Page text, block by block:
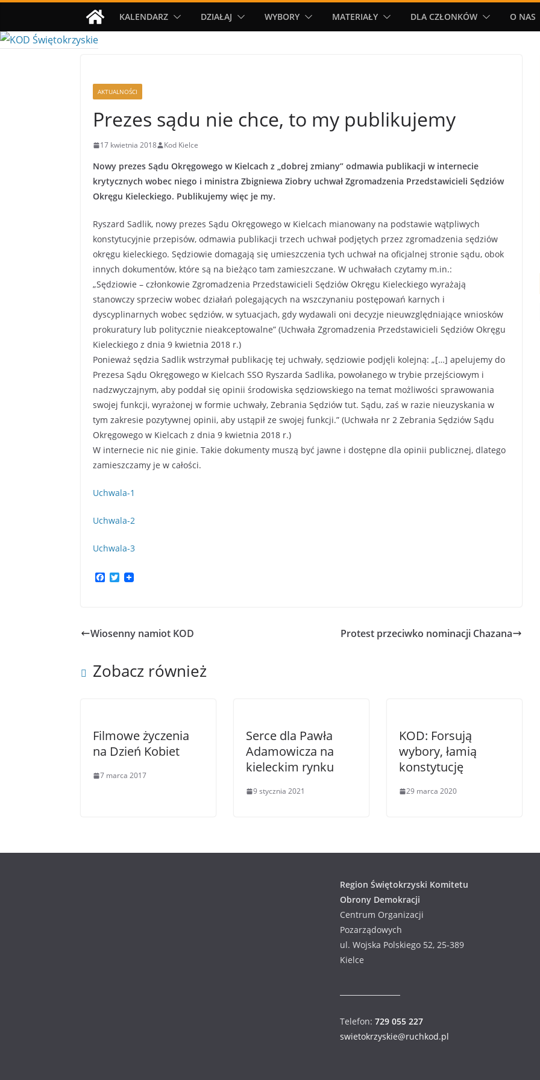
treści
KALENDARZ DZIAŁAJ WYBORY MATERIAŁY DLA CZŁONKÓW O NAS
AKTUALNOŚCI
Prezes sądu nie chce, to my publikujemy
17 kwietnia 2018 Kod Kielce
Nowy prezes Sądu Okręgowego w Kielcach z „dobrej zmiany” odmawia publikacji w internecie
krytycznych wobec niego i ministra Zbigniewa Ziobry uchwał Zgromadzenia Przedstawicieli Sędziów
Okręgu Kieleckiego. Publikujemy więc je my.
Ryszard Sadlik, nowy prezes Sądu Okręgowego w Kielcach mianowany na podstawie wątpliwych
konstytucyjnie przepisów, odmawia publikacji trzech uchwał podjętych przez zgromadzenia sędziów
okręgu kieleckiego. Sędziowie domagają się umieszczenia tych uchwał na oficjalnej stronie sądu, obok
innych dokumentów, które są na bieżąco tam zamieszczane. W uchwałach czytamy m.in.:
„Sędziowie – członkowie Zgromadzenia Przedstawicieli Sędziów Okręgu Kieleckiego wyrażają
stanowczy sprzeciw wobec działań polegających na wszczynaniu postępowań karnych i
dyscyplinarnych wobec sędziów, w sytuacjach, gdy wydawali oni decyzje nieuwzględniające wniosków
prokuratury lub politycznie nieakceptowalne” (Uchwała Zgromadzenia Przedstawicieli Sędziów Okręgu
Kieleckiego z dnia 9 kwietnia 2018 r.)
Ponieważ sędzia Sadlik wstrzymał publikację tej uchwały, sędziowie podjęli kolejną: „[…] apelujemy do
Prezesa Sądu Okręgowego w Kielcach SSO Ryszarda Sadlika, powołanego w trybie przejściowym i
nadzwyczajnym, aby poddał się opinii środowiska sędziowskiego na temat możliwości sprawowania
swojej funkcji, wyrażonej w formie uchwały, Zebrania Sędziów tut. Sądu, zaś w razie nieuzyskania w
tym zakresie pozytywnej opinii, aby ustąpił ze swojej funkcji.” (Uchwała nr 2 Zebrania Sędziów Sądu
Okręgowego w Kielcach z dnia 9 kwietnia 2018 r.)
W internecie nic nie ginie. Takie dokumenty muszą być jawne i dostępne dla opinii publicznej, dlatego
zamieszczamy je w całości.
Uchwala-1
Uchwala-2
Uchwala-3
F
o
T
r
Wiosenny namiot KOD Protest przeciwko nominacji Chazana
Zobacz również
Filmowe życzenia
na Dzień Kobiet
7 marca 2017
Serce dla Pawła
Adamowicza na
kieleckim rynku
9 stycznia 2021
KOD: Forsują
wybory, łamią
konstytucję
29 marca 2020
Region Świętokrzyski Komitetu
Obrony Demokracji
Centrum Organizacji
Pozarządowych
ul. Wojska Polskiego 52, 25-389
Kielce
Telefon:729 055 227
swietokrzyskie@ruchkod.pl